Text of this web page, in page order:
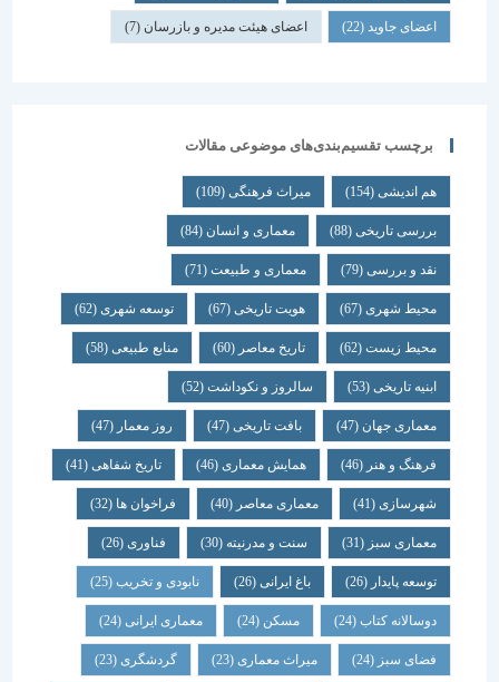
اعضای جاوید(22) اعضای هیئت مدیره و بازرسان(7)
برچسب تقسیم‌بندی‌های موضوعی مقالات
هم اندیشی (154) میراث فرهنگی (109)
بررسی تاریخی (88) معماری و انسان (84)
نقد و بررسی (79) معماری و طبیعت (71)
محیط شهری(67) هویت تاریخی(67) توسعه شهری(62)
محیط زیست(62) تاریخ معاصر(60) منابع طبیعی(58)
ابنیه تاریخی(53) سالروز و نکوداشت(52)
معماری جهان (47) بافت تاریخی(47) روز معمار(47)
فرهنگ و هنر(46) همایش معماری (46) تاریخ شفاهی (41)
شهرسازی(41) معماری معاصر(40) فراخوان ها (32)
معماری سبز(31) سنت و مدرنیته(30) فناوری (26)
توسعه پایدار(26) باغ ایرانی(26) نابودی و تخریب(25)
دوسالانه کتاب(24) مسکن (24) معماری ایرانی(24)
فضای سبز(24) میراث معماری (23) گردشگری (23)